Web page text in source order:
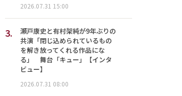
2026.07.31 15:00
3.
瀬戸康史と有村架純が9年ぶりの
共演「閉じ込められているもの
を解き放ってくれる作品にな
る」 舞台「キュー」【インタ
ビュー】
2026.07.31 08:00